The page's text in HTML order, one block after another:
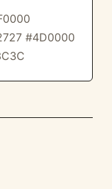
#4D0000